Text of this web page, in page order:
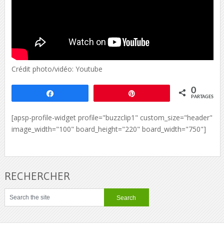
Crédit photo/vidéo: Youtube
0
PARTAGES
[apsp-profile-widget profile="buzzclip1" custom_size="header"
image_width="100" board_height="220" board_width="750"]
RECHERCHER